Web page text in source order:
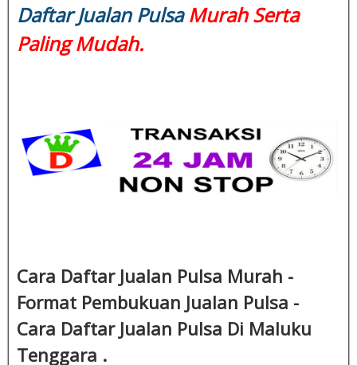
Daftar Jualan PulsaMurah Serta
Paling Mudah.
Cara Daftar Jualan Pulsa Murah -
Format Pembukuan Jualan Pulsa -
Cara Daftar Jualan Pulsa Di Maluku
Tenggara .